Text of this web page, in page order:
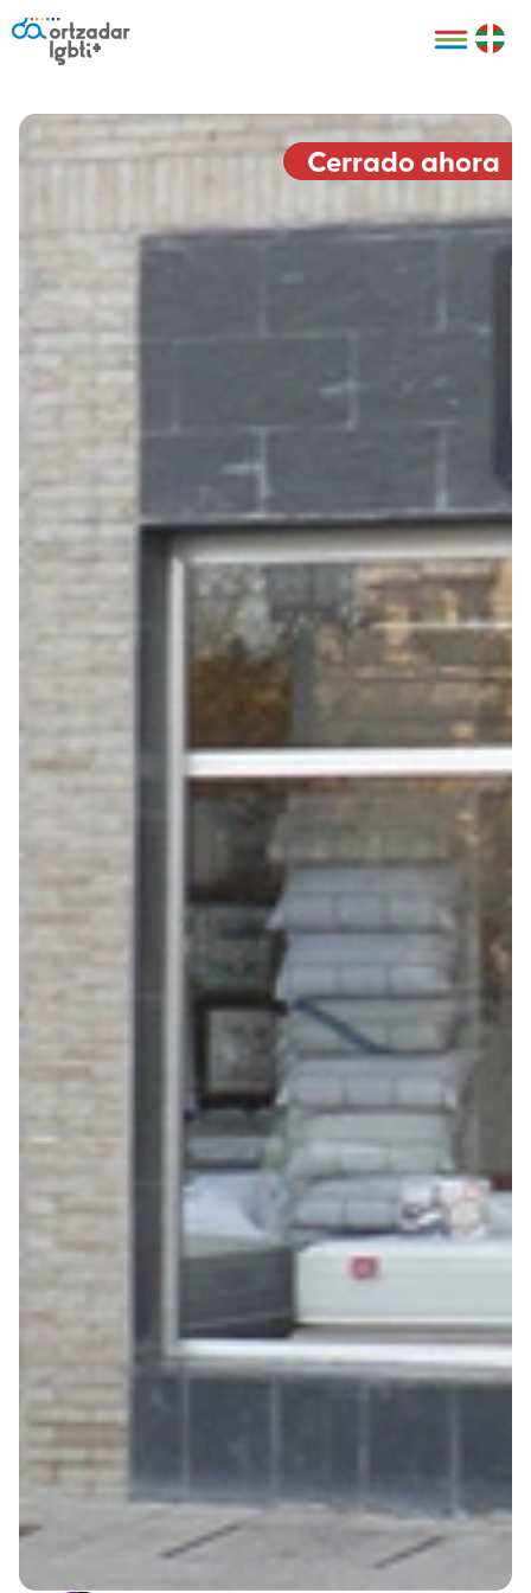
Personas
Bilbao Bizkaia
HARRO
humanos
II Conferencia
I LGBTI+ Basque
Sariak
Visitas guiadas
Denuncia
Mapa de Puntos
Seguros
Certificado
empresarial
seguros LGBTI+
cuenta
Prensa
Cerrado ahora